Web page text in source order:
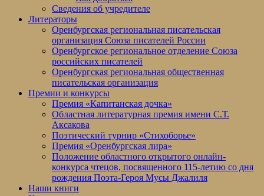
Сведения об учредителе
Литераторы
Оренбургская региональная писательская
организация Союза писателей России
Оренбургское региональное отделение Союза
российских писателей
Оренбургская региональная общественная
писательская организация
Премии и конкурсы
Премия «Капитанская дочка»
Областная литературная премия имени С.Т.
Аксакова
Поэтический турнир «Стихоборье»
Премия «Оренбургская лира»
Положение областного открытого онлайн-
конкурса чтецов, посвященного 115-летию со дня
рождения Поэта-Героя Мусы Джалиля
Наши книги